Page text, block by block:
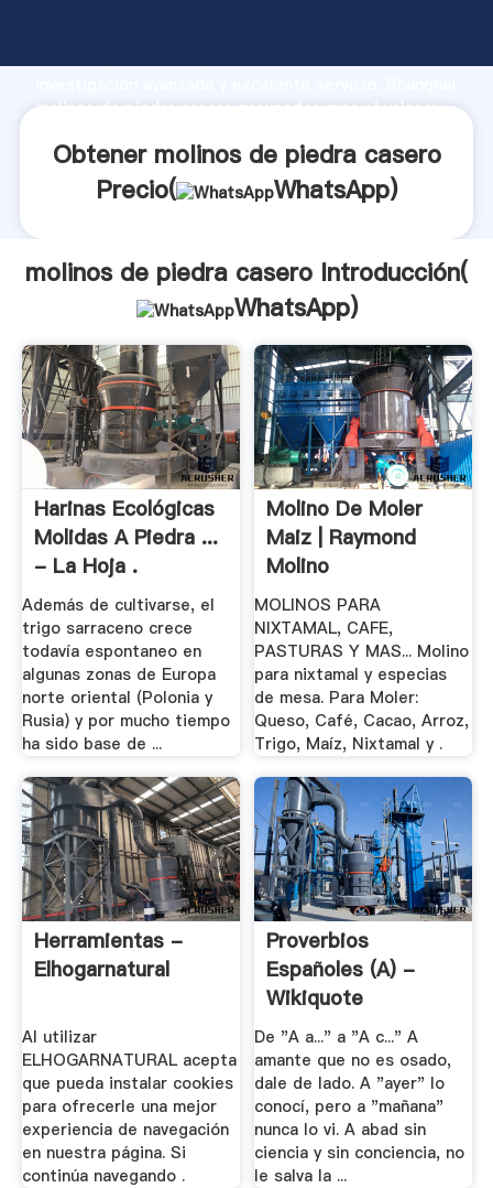
fuerte capacidad de producción, fuerza de
molinos de piedra casero proveedor crea el valor y
Obtener molinos de piedra casero
Precio(
WhatsApp)
molinos de piedra casero Introducción(
WhatsApp)
Harinas Ecológicas
Molidas A Piedra ...
- La Hoja .
Además de cultivarse, el
trigo sarraceno crece
todavía espontaneo en
algunas zonas de Europa
norte oriental (Polonia y
Rusia) y por mucho tiempo
ha sido base de ...
Molino De Moler
Maiz | Raymond
Molino
MOLINOS PARA
NIXTAMAL, CAFE,
PASTURAS Y MAS... Molino
para nixtamal y especias
de mesa. Para Moler:
Queso, Café, Cacao, Arroz,
Trigo, Maíz, Nixtamal y .
Herramientas -
Elhogarnatural
Al utilizar
ELHOGARNATURAL acepta
que pueda instalar cookies
para ofrecerle una mejor
experiencia de navegación
en nuestra página. Si
continúa navegando .
Proverbios
Españoles (A) -
Wikiquote
De "A a..." a "A c..." A
amante que no es osado,
dale de lado. A "ayer" lo
conocí, pero a "mañana"
nunca lo vi. A abad sin
ciencia y sin conciencia, no
le salva la ...